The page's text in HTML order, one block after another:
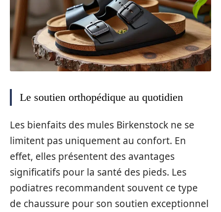
Le soutien orthopédique au quotidien
Les bienfaits des mules Birkenstock ne se
limitent pas uniquement au confort. En
effet, elles présentent des avantages
significatifs pour la santé des pieds. Les
podiatres recommandent souvent ce type
de chaussure pour son soutien exceptionnel